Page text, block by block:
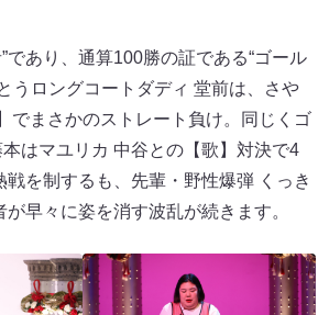
であり、通算100勝の証である“ゴール
うロングコートダディ 堂前は、さや
でまさかのストレート負け。同じくゴ
はマユリカ 中谷との【歌】対決で4
を制するも、先輩・野性爆弾 くっき
早々に姿を消す波乱が続きます。